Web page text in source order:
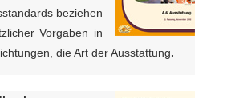
beziehen
Vorgaben in
die Art der Ausstattung.